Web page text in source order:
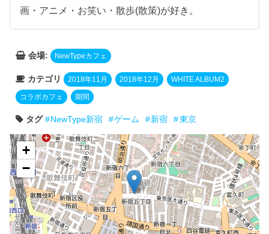
画・アニメ・お笑い・散歩(散策)が好き。
会場: NewTypeカフェ
カテゴリ 2018年11月 2018年12月 WHITE ALBUM2
コラボカフェ 期間
タグ NewType新宿 ゲーム 新宿 東京
+
−